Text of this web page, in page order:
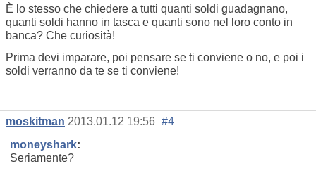
È lo stesso che chiedere a tutti quanti soldi guadagnano,
quanti soldi hanno in tasca e quanti sono nel loro conto in
banca? Che curiosità!
Prima devi imparare, poi pensare se ti conviene o no, e poi i
soldi verranno da te se ti conviene!
moskitman 2013.01.12 19:56 #4
moneyshark:
Seriamente?